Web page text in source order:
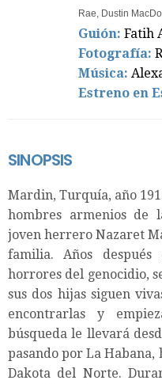
Rae, Dustin
Guión: Fatih
Fotografía:
Música:
Estreno en
SINOPSIS
Mardin, Turquía, año
hombres armenios de
joven herrero Nazaret
familia. Años
horrores del genocidio,
sus dos hijas siguen
encontrarlas y
búsqueda le llevará
pasando por La Habana,
Dakota del Norte.